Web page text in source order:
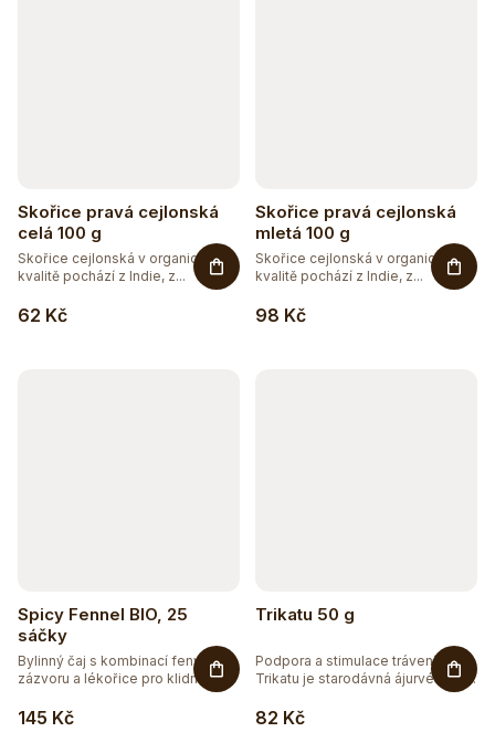
Skořice pravá cejlonská
celá 100 g
62 Kč
Skořice cejlonská v organické
kvalitě pochází z Indie, z...
Skořice pravá cejlonská
mletá 100 g
98 Kč
Skořice cejlonská v organické
kvalitě pochází z Indie, z...
Spicy Fennel BIO, 25
sáčky
145 Kč
Bylinný čaj s kombinací fenyklu,
zázvoru a lékořice pro klidné...
Trikatu 50 g
82 Kč
Podpora a stimulace trávení.
Trikatu je starodávná ájurvédská...